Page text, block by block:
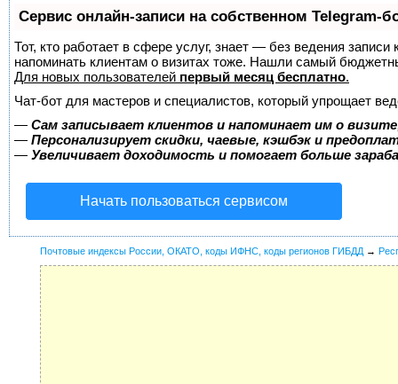
Сервис онлайн-записи на собственном Telegram-
Тот, кто работает в сфере услуг, знает — без ведения
напоминать клиентам о визитах тоже. Нашли самый
Для новых пользователей первый месяц бесплатно.
Чат-бот для мастеров и специалистов, который упрощает
— Сам записывает клиентов и напоминает им о
— Персонализирует скидки, чаевые, кэшбэк и
— Увеличивает доходимость и помогает больше
Начать пользоваться сервисом
Почтовые индексы России, ОКАТО, коды ИФНС, коды регионов ГИБДД →